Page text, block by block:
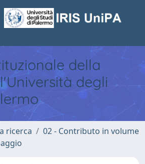
della
degli
ricerca
02 - Contributo in volume